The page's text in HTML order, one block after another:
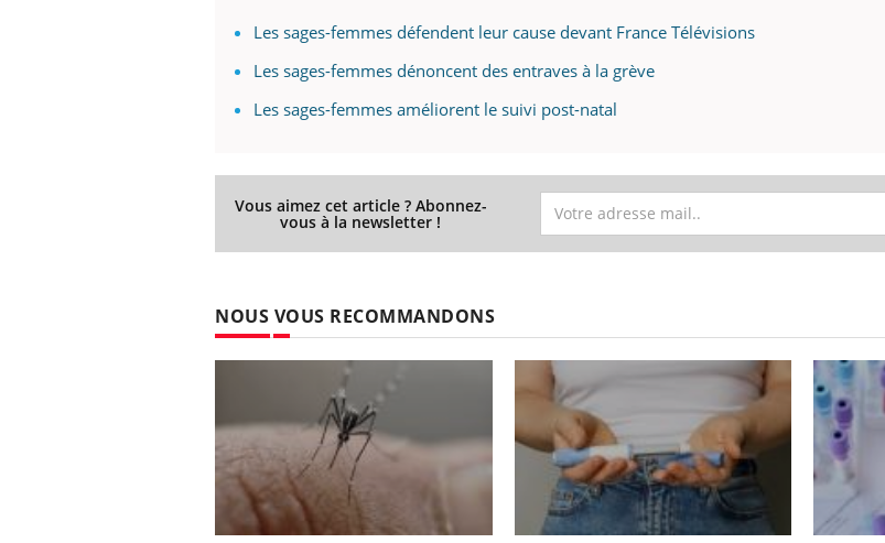
Les sages-femmes défendent leur cause devant France Télévisions
Les sages-femmes dénoncent des entraves à la grève
Les sages-femmes améliorent le suivi post-natal
Vous aimez cet article ? Abonnez-
vous à la newsletter !
NOUS VOUS RECOMMANDONS